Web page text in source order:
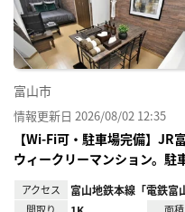
富山市
情報更新日 2026/08/02 12:35
【Wi-Fi可・駐車場完備】
ウィークリーマンション。駐
アクセス 富山地鉄本線「電鉄富